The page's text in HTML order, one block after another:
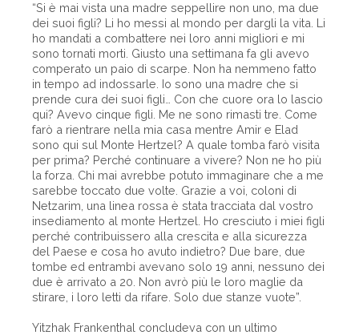
“Si è mai vista una madre seppellire non uno, ma due
dei suoi figli? Li ho messi al mondo per dargli la vita. Li
ho mandati a combattere nei loro anni migliori e mi
sono tornati morti. Giusto una settimana fa gli avevo
comperato un paio di scarpe. Non ha nemmeno fatto
in tempo ad indossarle. Io sono una madre che si
prende cura dei suoi figli… Con che cuore ora lo lascio
qui? Avevo cinque figli. Me ne sono rimasti tre. Come
farò a rientrare nella mia casa mentre Amir e Elad
sono qui sul Monte Hertzel? A quale tomba farò visita
per prima? Perché continuare a vivere? Non ne ho più
la forza. Chi mai avrebbe potuto immaginare che a me
sarebbe toccato due volte. Grazie a voi, coloni di
Netzarim, una linea rossa è stata tracciata dal vostro
insediamento al monte Hertzel. Ho cresciuto i miei figli
perché contribuissero alla crescita e alla sicurezza
del Paese e cosa ho avuto indietro? Due bare, due
tombe ed entrambi avevano solo 19 anni, nessuno dei
due è arrivato a 20. Non avrò più le loro maglie da
stirare, i loro letti da rifare. Solo due stanze vuote”.
Yitzhak Frankenthal concludeva con un ultimo